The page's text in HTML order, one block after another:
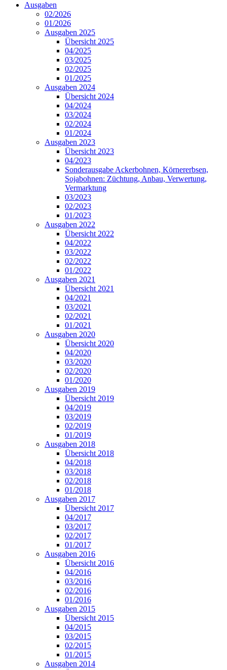
Ausgaben
02/2026
01/2026
Ausgaben 2025
Übersicht 2025
04/2025
03/2025
02/2025
01/2025
Ausgaben 2024
Übersicht 2024
04/2024
03/2024
02/2024
01/2024
Ausgaben 2023
Übersicht 2023
04/2023
Sonderausgabe Ackerbohnen, Körnererbsen,
Sojabohnen: Züchtung, Anbau, Verwertung,
Vermarktung
03/2023
02/2023
01/2023
Ausgaben 2022
Übersicht 2022
04/2022
03/2022
02/2022
01/2022
Ausgaben 2021
Übersicht 2021
04/2021
03/2021
02/2021
01/2021
Ausgaben 2020
Übersicht 2020
04/2020
03/2020
02/2020
01/2020
Ausgaben 2019
Übersicht 2019
04/2019
03/2019
02/2019
01/2019
Ausgaben 2018
Übersicht 2018
04/2018
03/2018
02/2018
01/2018
Ausgaben 2017
Übersicht 2017
04/2017
03/2017
02/2017
01/2017
Ausgaben 2016
Übersicht 2016
04/2016
03/2016
02/2016
01/2016
Ausgaben 2015
Übersicht 2015
04/2015
03/2015
02/2015
01/2015
Ausgaben 2014